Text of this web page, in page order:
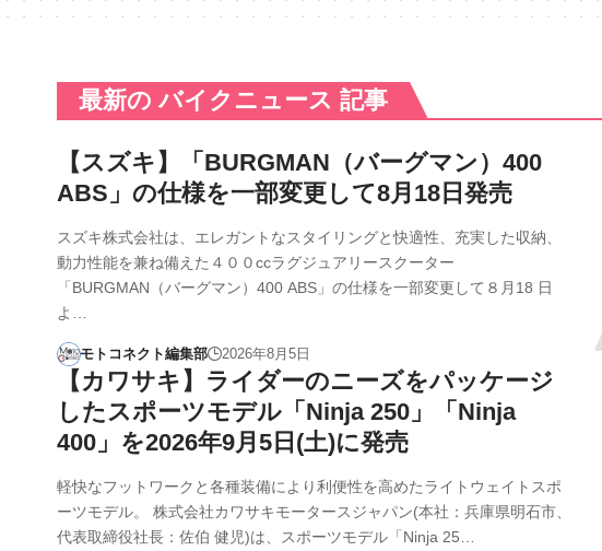
最新の バイクニュース 記事
【スズキ】「BURGMAN（バーグマン）400
ABS」の仕様を一部変更して8月18日発売
スズキ株式会社は、エレガントなスタイリングと快適性、充実した収納、
動力性能を兼ね備えた４００ccラグジュアリースクーター
「BURGMAN（バーグマン）400 ABS」の仕様を一部変更して８月18 日
よ…
モトコネクト編集部 2026年8月5日
【カワサキ】ライダーのニーズをパッケージ
したスポーツモデル「Ninja 250」「Ninja
400」を2026年9月5日(土)に発売
軽快なフットワークと各種装備により利便性を高めたライトウェイトスポ
ーツモデル。 株式会社カワサキモータースジャパン(本社：兵庫県明石市、
代表取締役社長：佐伯 健児)は、スポーツモデル「Ninja 25…